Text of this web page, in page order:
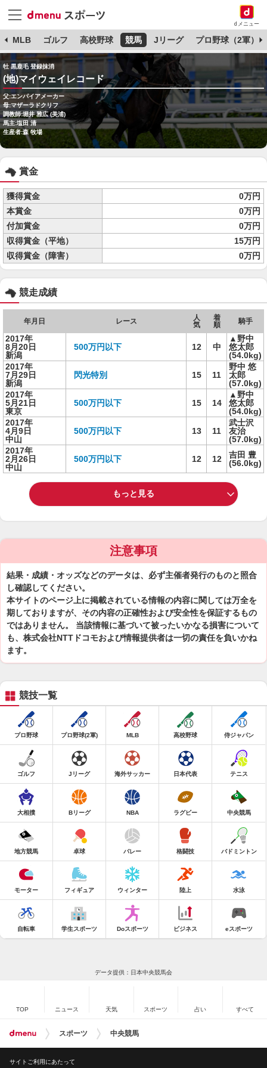
dメニュー
MLB ゴルフ 高校野球 競馬 Jリーグ プロ野球（2軍）
牡 黒鹿毛 登録抹消
(地)マイウェイレコード
父:エンパイアメーカー
母:マザーラドクリフ
調教師:堀井 雅広 (美浦)
馬主:塩田 清
生産者:森 牧場
賞金
獲得賞金
0万円
本賞金
0万円
付加賞金
0万円
収得賞金（平地）
15万円
収得賞金（障害）
0万円
競走成績
年月日 レース
人
気
着
順
騎手
2017年
8月20日
新潟
500万円以下 12 中
▲野中
悠太郎
(54.0kg)
2017年
7月29日
新潟
閃光特別 15 11
野中 悠
太郎
(57.0kg)
2017年
5月21日
東京
500万円以下 15 14
▲野中
悠太郎
(54.0kg)
2017年
4月9日
中山
500万円以下 13 11
武士沢
友治
(57.0kg)
2017年
2月26日
中山
500万円以下 12 12
吉田 豊
(56.0kg)
もっと見る
注意事項
結果・成績・オッズなどのデータは、必ず主催者発行のものと照合
し確認してください。
本サイトのページ上に掲載されている情報の内容に関しては万全を
期しておりますが、その内容の正確性および安全性を保証するもの
ではありません。 当該情報に基づいて被ったいかなる損害について
も、株式会社NTTドコモおよび情報提供者は一切の責任を負いかね
ます。
競技一覧
プロ野球 プロ野球(2軍) MLB 高校野球 侍ジャパン
ゴルフ Jリーグ 海外サッカー 日本代表 テニス
大相撲 Bリーグ NBA ラグビー 中央競馬
地方競馬 卓球 バレー 格闘技 バドミントン
モーター フィギュア ウィンター 陸上 水泳
自転車 学生スポーツ Doスポーツ ビジネス eスポーツ
データ提供：日本中央競馬会
TOP ニュース 天気 スポーツ 占い すべて
スポーツ 中央競馬
サイトご利用にあたって